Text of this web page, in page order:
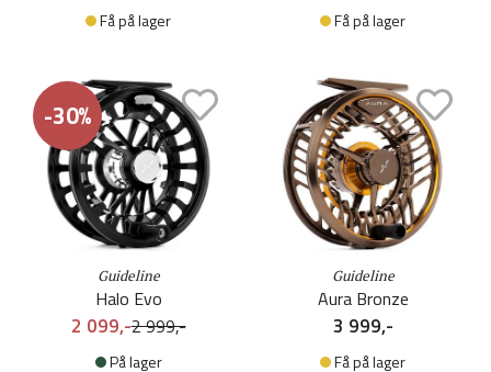
Få på lager Få på lager
-30%
Guideline
Halo Evo
2 999,-
2 099,-
På lager
Guideline
Aura Bronze
3 999,-
Få på lager